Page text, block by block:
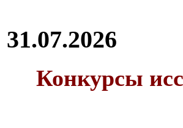
31.07.2026
Конкурсы